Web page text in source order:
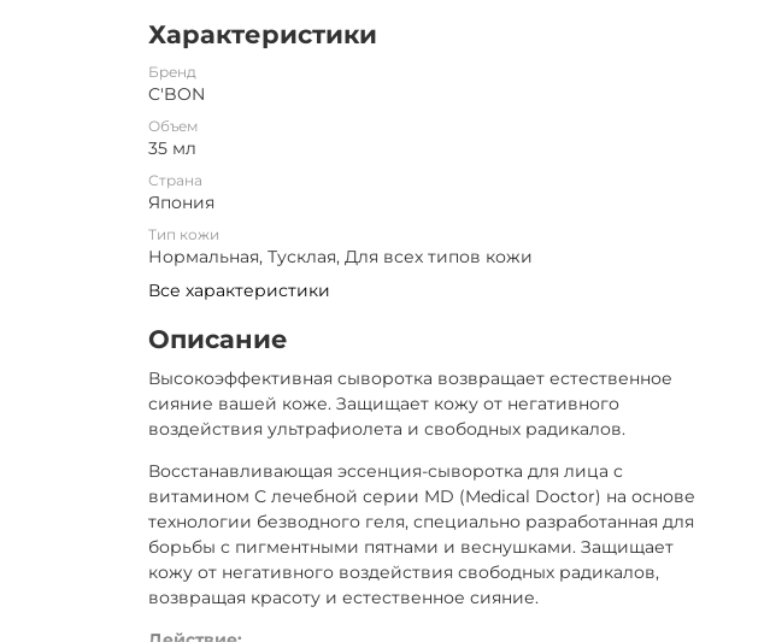
Характеристики
Бренд
C'BON
Объем
35 мл
Страна
Япония
Тип кожи
Нормальная, Тусклая, Для всех типов кожи
Все характеристики
Описание
Высокоэффективная сыворотка возвращает естественное
сияние вашей коже. Защищает кожу от негативного
воздействия ультрафиолета и свободных радикалов.
Восстанавливающая эссенция-сыворотка для лица с
витамином С лечебной серии MD (Medical Doctor) на основе
технологии безводного геля, специально разработанная для
борьбы с пигментными пятнами и веснушками. Защищает
кожу от негативного воздействия свободных радикалов,
возвращая красоту и естественное сияние.